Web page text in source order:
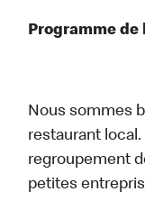
Programme
Nous sommes
restaurant
regroupement
petites